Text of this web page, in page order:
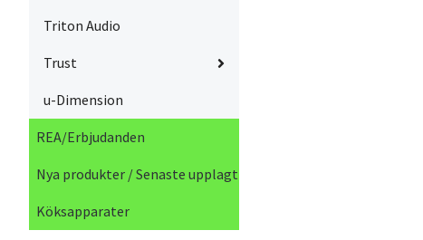
Triton Audio
Trust
u-Dimension
REA/Erbjudanden
Nya produkter / Senaste upplagt
Köksapparater